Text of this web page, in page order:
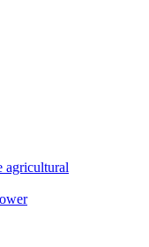
agricultural